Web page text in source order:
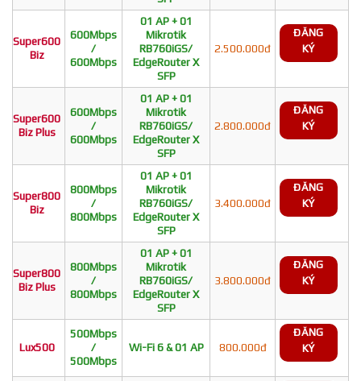
Super600
Biz
600Mbps
/
600Mbps
01 AP + 01
Mikrotik
RB760iGS/
EdgeRouter X
SFP
2.500.000đ
ĐĂNG
KÝ
Super600
Biz Plus
600Mbps
/
600Mbps
01 AP + 01
Mikrotik
RB760iGS/
EdgeRouter X
SFP
2.800.000đ
ĐĂNG
KÝ
Super800
Biz
800Mbps
/
800Mbps
01 AP + 01
Mikrotik
RB760iGS/
EdgeRouter X
SFP
3.400.000đ
ĐĂNG
KÝ
Super800
Biz Plus
800Mbps
/
800Mbps
01 AP + 01
Mikrotik
RB760iGS/
EdgeRouter X
SFP
3.800.000đ
ĐĂNG
KÝ
Lux500
500Mbps
/
500Mbps
Wi-Fi 6 & 01 AP 800.000đ
ĐĂNG
KÝ